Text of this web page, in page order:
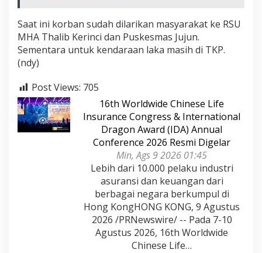
Saat ini korban sudah dilarikan masyarakat ke RSU
MHA Thalib Kerinci dan Puskesmas Jujun.
Sementara untuk kendaraan laka masih di TKP.
(ndy)
Post Views: 705
16th Worldwide Chinese Life
Insurance Congress & International
Dragon Award (IDA) Annual
Conference 2026 Resmi Digelar
Min, Ags 9 2026 01:45
Lebih dari 10.000 pelaku industri
asuransi dan keuangan dari
berbagai negara berkumpul di
Hong KongHONG KONG, 9 Agustus
2026 /PRNewswire/ -- Pada 7-10
Agustus 2026, 16th Worldwide
Chinese Life…